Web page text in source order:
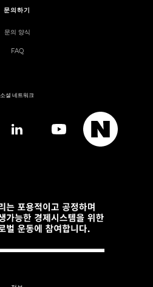
문의하기
문의 양식
FAQ
소셜 네트워크